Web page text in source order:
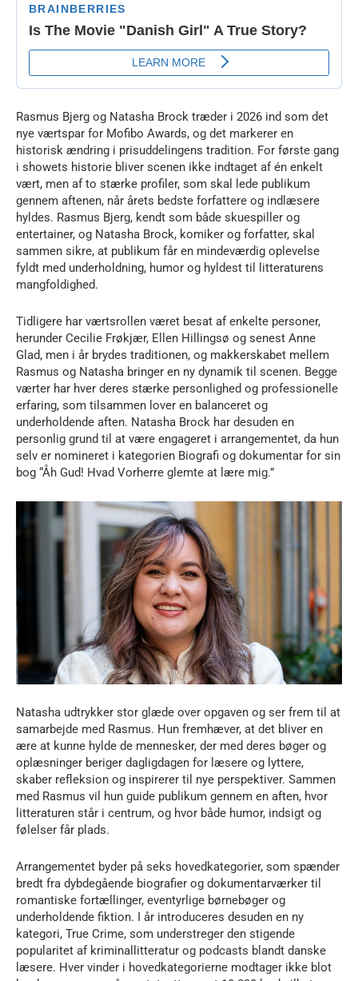
Rasmus Bjerg og Natasha Brock træder i 2026 ind som det
nye værtspar for Mofibo Awards, og det markerer en
historisk ændring i prisuddelingens tradition. For første gang
i showets historie bliver scenen ikke indtaget af én enkelt
vært, men af to stærke profiler, som skal lede publikum
gennem aftenen, når årets bedste forfattere og indlæsere
hyldes. Rasmus Bjerg, kendt som både skuespiller og
entertainer, og Natasha Brock, komiker og forfatter, skal
sammen sikre, at publikum får en mindeværdig oplevelse
fyldt med underholdning, humor og hyldest til litteraturens
mangfoldighed.
Tidligere har værtsrollen været besat af enkelte personer,
herunder Cecilie Frøkjær, Ellen Hillingsø og senest Anne
Glad, men i år brydes traditionen, og makkerskabet mellem
Rasmus og Natasha bringer en ny dynamik til scenen. Begge
værter har hver deres stærke personlighed og professionelle
erfaring, som tilsammen lover en balanceret og
underholdende aften. Natasha Brock har desuden en
personlig grund til at være engageret i arrangementet, da hun
selv er nomineret i kategorien Biografi og dokumentar for sin
bog “Åh Gud! Hvad Vorherre glemte at lære mig.”
Natasha udtrykker stor glæde over opgaven og ser frem til at
samarbejde med Rasmus. Hun fremhæver, at det bliver en
ære at kunne hylde de mennesker, der med deres bøger og
oplæsninger beriger dagligdagen for læsere og lyttere,
skaber refleksion og inspirerer til nye perspektiver. Sammen
med Rasmus vil hun guide publikum gennem en aften, hvor
litteraturen står i centrum, og hvor både humor, indsigt og
følelser får plads.
Arrangementet byder på seks hovedkategorier, som spænder
bredt fra dybdegående biografier og dokumentarværker til
romantiske fortællinger, eventyrlige børnebøger og
underholdende fiktion. I år introduceres desuden en ny
kategori, True Crime, som understreger den stigende
popularitet af kriminallitteratur og podcasts blandt danske
læsere. Hver vinder i hovedkategorierne modtager ikke blot